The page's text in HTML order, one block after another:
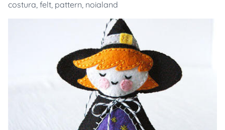
costura, felt, pattern, noialand